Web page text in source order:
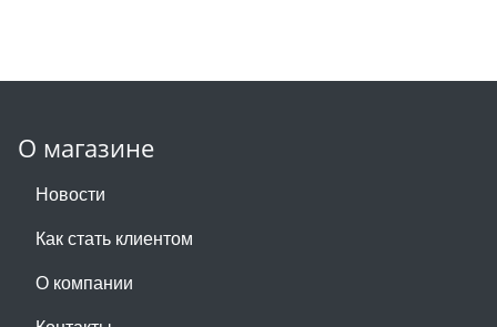
О магазине
Новости
Как стать клиентом
О компании